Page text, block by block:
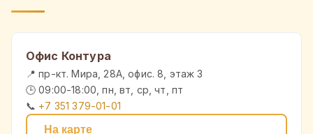
Офис Контура
📍 пр-кт. Мира, 28А, офис. 8, этаж 3
🕒 09:00-18:00, пн, вт, ср, чт, пт
📞 +7 351 379-01-01
На карте